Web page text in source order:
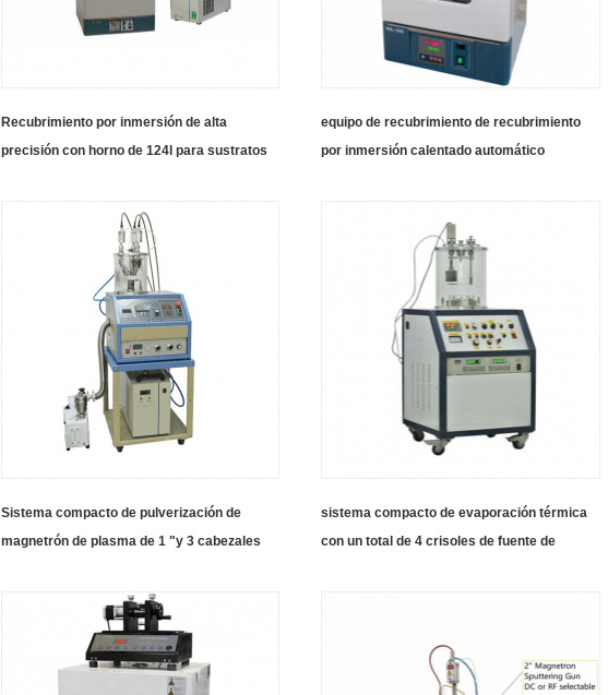
Recubrimiento por inmersión de alta
precisión con horno de 124l para sustratos
equipo de recubrimiento de recubrimiento
por inmersión calentado automático
Sistema compacto de pulverización de
magnetrón de plasma de 1 "y 3 cabezales
sistema compacto de evaporación térmica
con un total de 4 crisoles de fuente de